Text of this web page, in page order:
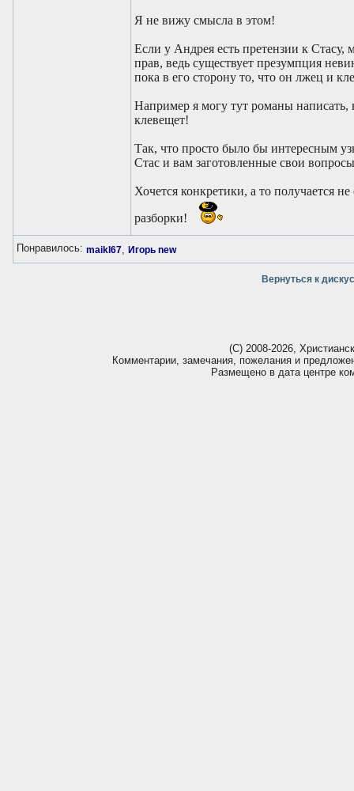
Я не вижу смысла в этом!
Если у Андрея есть претензии к
прав, ведь существует презумпция
пока в его сторону то, что он лжец и
Например я могу тут романы написать,
клевещет!
Так, что просто было бы интересным
Стас и вам заготовленные свои
Хочется конкретики, а то получается
разборки!
Понравилось: maikl67, Игорь new
Вернуться к
(С) 2008-2026,
Комментарии, замечания, пожелания и
Размещено в дата центре